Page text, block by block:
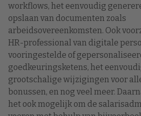
workflows, het eenvoudig
opslaan van documenten zoals
arbeidsovereenkomsten. Ook
HR-professional van digitale
vooringestelde of
goedkeuringsketens, het
grootschalige wijzigingen voor
bonussen, en nog veel meer.
het ook mogelijk om de